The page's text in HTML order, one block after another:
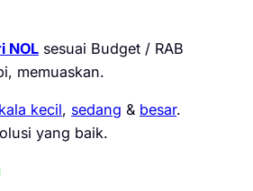
NOL sesuai Budget / RAB
memuaskan.
kecil, sedang & besar.
yang baik.